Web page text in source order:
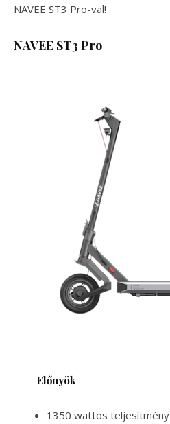
NAVEE ST3 Pro-val!
NAVEE ST3 Pro
Előnyök
1350 wattos teljesítmény